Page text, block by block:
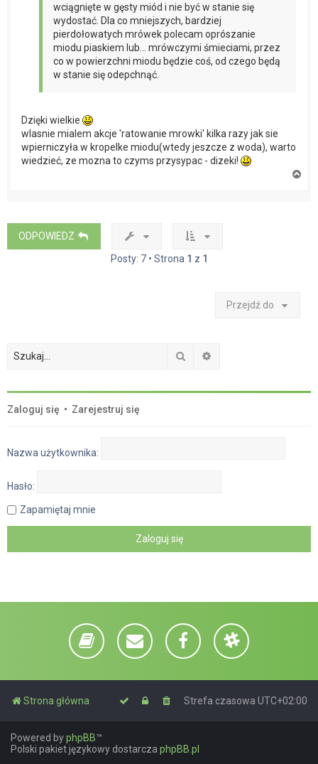
wciągnięte w gęsty miód i nie być w stanie się
wydostać. Dla co mniejszych, bardziej
pierdołowatych mrówek polecam oprószanie
miodu piaskiem lub... mrówczymi śmieciami, przez
co w powierzchni miodu będzie coś, od czego będą
w stanie się odepchnąć.
Dzięki wielkie
wlasnie mialem akcje 'ratowanie mrowki' kilka razy jak sie
wpierniczyła w kropelke miodu(wtedy jeszcze z woda), warto
wiedzieć, ze mozna to czyms przysypac - dizeki!
ODPOWIEDZ
Posty: 7 • Strona 1 z 1
Przejdź do
Szukaj
Zaloguj się • Zarejestruj się
Nazwa użytkownika:
Hasło:
Zapamiętaj mnie
Strona główna Strefa czasowa UTC+02:00
Powered byphpBB™
Polski pakiet językowy dostarcza phpBB.pl